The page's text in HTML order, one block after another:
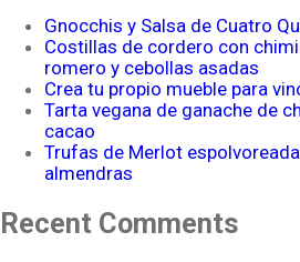
Gnocchis y Salsa de Cuatro
Costillas de cordero con
romero y cebollas asadas
Crea tu propio mueble para
Tarta vegana de ganache de
cacao
Trufas de Merlot
almendras
Recent Comments